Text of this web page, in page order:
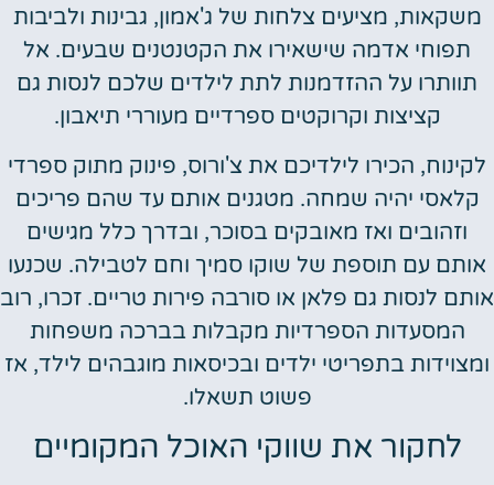
משקאות, מציעים צלחות של ג'אמון, גבינות ולביבות
תפוחי אדמה שישאירו את הקטנטנים שבעים. אל
תוותרו על ההזדמנות לתת לילדים שלכם לנסות גם
קציצות וקרוקטים ספרדיים מעוררי תיאבון.
הכירו לילדיכם את צ'ורוס, פינוק מתוק ספרדי
קלאסי יהיה שמחה. מטגנים אותם עד שהם פריכים
וזהובים ואז מאובקים בסוכר, ובדרך כלל מגישים
עם תוספת של שוקו סמיך וחם לטבילה. שכנעו
לנסות גם פלאן או סורבה פירות טריים. זכרו, רוב
המסעדות הספרדיות מקבלות בברכה משפחות
בתפריטי ילדים ובכיסאות מוגבהים לילד, אז
פשוט תשאלו.
לחקור את שווקי האוכל המקומיים